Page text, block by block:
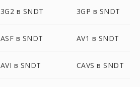
3G2 в SNDT 3GP в SNDT
ASF в SNDT AV1 в SNDT
AVI в SNDT CAVS в SNDT